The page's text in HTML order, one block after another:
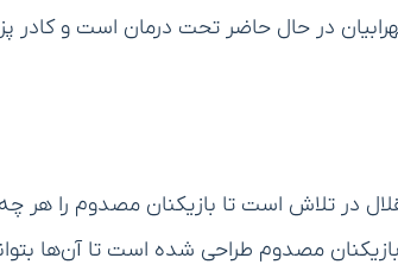
در حال حاضر تحت درمان است و کادر
در تلاش است تا بازیکنان مصدوم را هر چه
بازیکنان مصدوم طراحی شده است تا آن‌ها